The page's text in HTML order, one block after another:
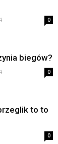
0
biegów?
0
to to
0